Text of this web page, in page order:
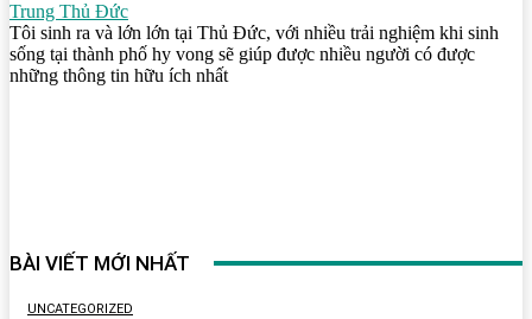
Trung Thủ Đức
Tôi sinh ra và lớn lớn tại Thủ Đức, với nhiều trải nghiệm khi sinh
sống tại thành phố hy vong sẽ giúp được nhiều người có được
những thông tin hữu ích nhất
BÀI VIẾT MỚI NHẤT
UNCATEGORIZED